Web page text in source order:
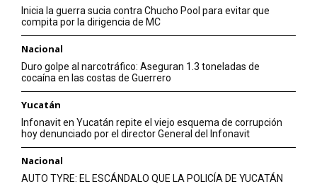
Inicia la guerra sucia contra Chucho Pool para evitar que
compita por la dirigencia de MC
Nacional
Duro golpe al narcotráfico: Aseguran 1.3 toneladas de
cocaína en las costas de Guerrero
Yucatán
Infonavit en Yucatán repite el viejo esquema de corrupción
hoy denunciado por el director General del Infonavit
Nacional
AUTO TYRE: EL ESCÁNDALO QUE LA POLICÍA DE YUCATÁN